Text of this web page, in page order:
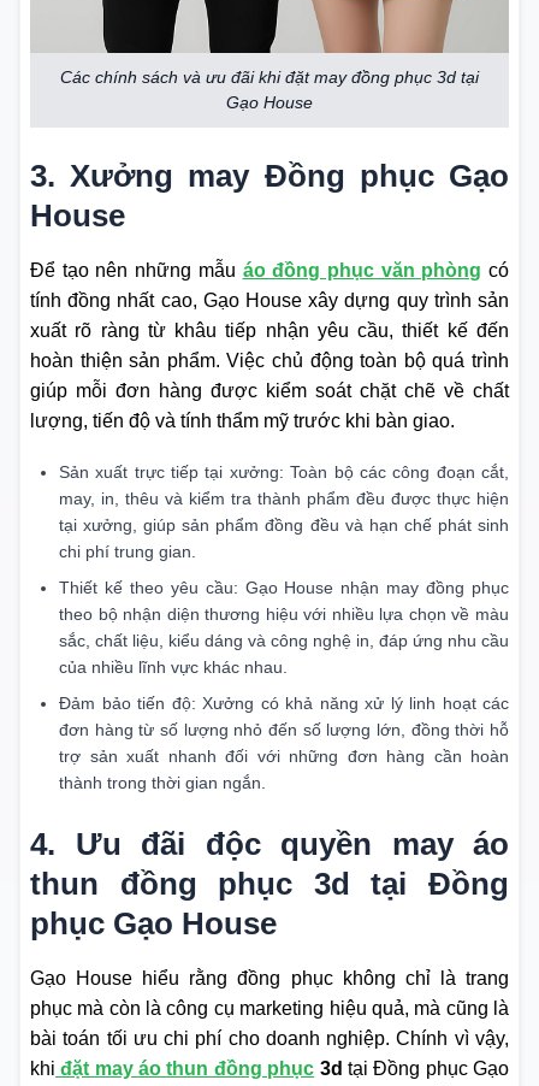
Các chính sách và ưu đãi khi đặt may đồng phục 3d tại
Gạo House
3. Xưởng may Đồng phục Gạo
House
Để tạo nên những mẫu áo đồng phục văn phòng có
tính đồng nhất cao, Gạo House xây dựng quy trình sản
xuất rõ ràng từ khâu tiếp nhận yêu cầu, thiết kế đến
hoàn thiện sản phẩm. Việc chủ động toàn bộ quá trình
giúp mỗi đơn hàng được kiểm soát chặt chẽ về chất
lượng, tiến độ và tính thẩm mỹ trước khi bàn giao.
Sản xuất trực tiếp tại xưởng: Toàn bộ các công đoạn cắt,
may, in, thêu và kiểm tra thành phẩm đều được thực hiện
tại xưởng, giúp sản phẩm đồng đều và hạn chế phát sinh
chi phí trung gian.
Thiết kế theo yêu cầu: Gạo House nhận may đồng phục
theo bộ nhận diện thương hiệu với nhiều lựa chọn về màu
sắc, chất liệu, kiểu dáng và công nghệ in, đáp ứng nhu cầu
của nhiều lĩnh vực khác nhau.
Đảm bảo tiến độ: Xưởng có khả năng xử lý linh hoạt các
đơn hàng từ số lượng nhỏ đến số lượng lớn, đồng thời hỗ
trợ sản xuất nhanh đối với những đơn hàng cần hoàn
thành trong thời gian ngắn.
4. Ưu đãi độc quyền may áo
thun đồng phục 3d tại Đồng
phục Gạo House
Gạo House hiểu rằng đồng phục không chỉ là trang
phục mà còn là công cụ marketing hiệu quả, mà cũng là
bài toán tối ưu chi phí cho doanh nghiệp. Chính vì vậy,
khi đặt may áo thun đồng phục 3d tại Đồng phục Gạo